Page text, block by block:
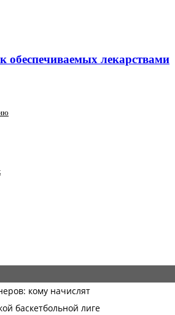
обеспечиваемых лекарствами